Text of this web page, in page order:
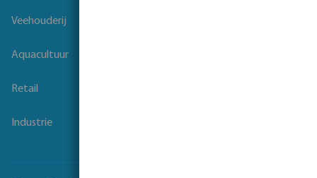
Veehouderij
Aquacultuur
Retail
Industrie